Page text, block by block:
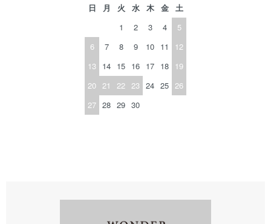
日 月 火 水 木 金
土
1
2 3 4
5
6
7 8 9 10 11
12
13
14 15 16 17 18
19
20 21 22 23 24 25 26
27 28 29 30